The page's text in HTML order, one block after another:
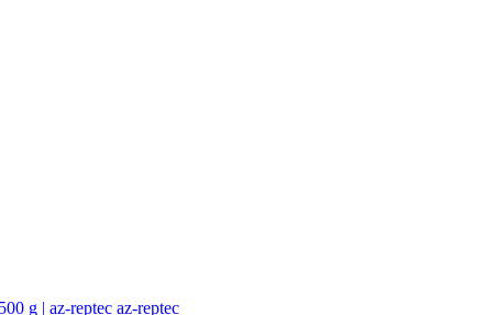
az-reptec